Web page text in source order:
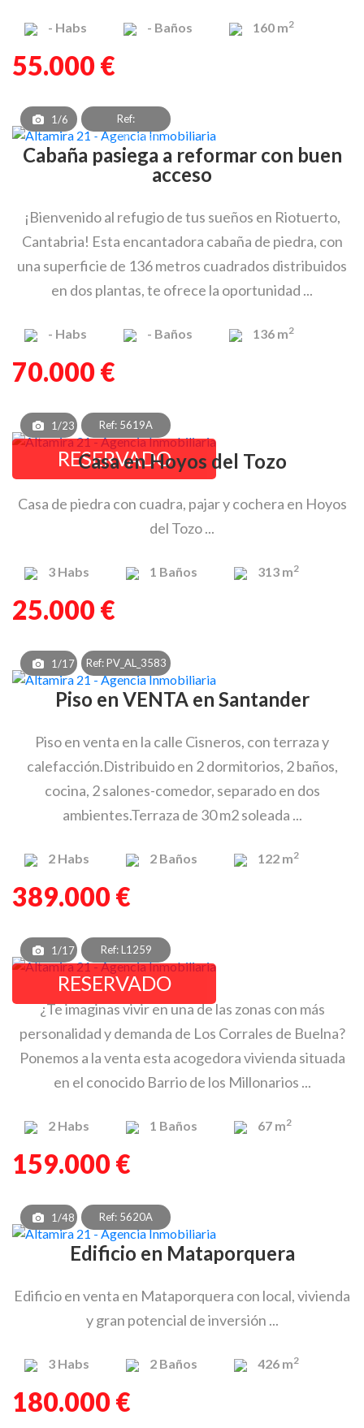
- Habs - Baños 160 m2
55.000 €
1/6
Ref:
CBV_OCP_3178_1
Cabaña pasiega a reformar con buen
acceso
¡Bienvenido al refugio de tus sueños en Riotuerto,
Cantabria! Esta encantadora cabaña de piedra, con
una superficie de 136 metros cuadrados distribuidos
en dos plantas, te ofrece la oportunidad ...
- Habs - Baños 136 m2
70.000 €
1/23 Ref: 5619A
RESERVADO
Casa en Hoyos del Tozo
Casa de piedra con cuadra, pajar y cochera en Hoyos
del Tozo ...
3 Habs 1 Baños 313 m2
25.000 €
1/17 Ref: PV_AL_3583
Piso en VENTA en Santander
Piso en venta en la calle Cisneros, con terraza y
calefacción.Distribuido en 2 dormitorios, 2 baños,
cocina, 2 salones-comedor, separado en dos
ambientes.Terraza de 30 m2 soleada ...
2 Habs 2 Baños 122 m2
389.000 €
1/17 Ref: L1259
RESERVADO
¿Te imaginas vivir en una de las zonas con más
personalidad y demanda de Los Corrales de Buelna?
Ponemos a la venta esta acogedora vivienda situada
en el conocido Barrio de los Millonarios ...
2 Habs 1 Baños 67 m2
159.000 €
1/48 Ref: 5620A
Edificio en Mataporquera
Edificio en venta en Mataporquera con local, vivienda
y gran potencial de inversión ...
3 Habs 2 Baños 426 m2
180.000 €